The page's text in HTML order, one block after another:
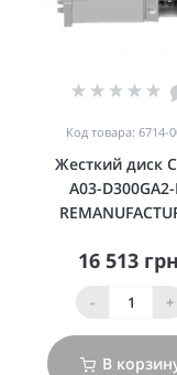
Код товара: 6714-
Жесткий диск
A03-D300GA2-
16 513
- +
В